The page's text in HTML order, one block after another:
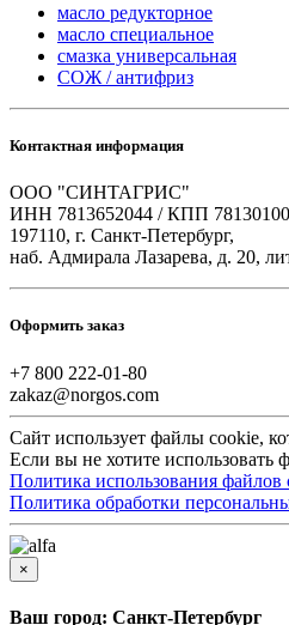
масло редукторное
масло специальное
смазка универсальная
СОЖ / антифриз
Контактная информация
ООО "СИНТАГРИС"
ИНН 7813652044 / КПП
197110, г. Санкт-Петербург,
наб. Адмирала Лазарева, д. 20,
Оформить заказ
+7 800 222-01-80
zakaz@norgos.com
Сайт использует файлы cookie,
Если вы не хотите использовать
Политика использования файлов
Политика обработки
×
Ваш город: Санкт-Петербург